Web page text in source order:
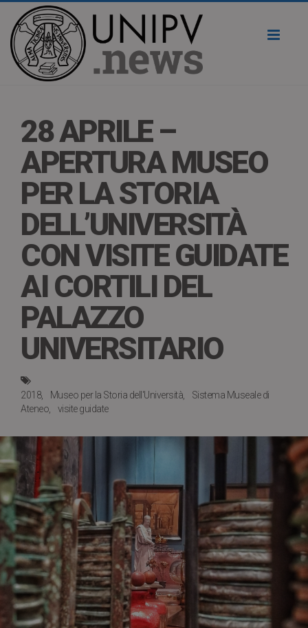
28 APRILE –
APERTURA MUSEO
PER LA STORIA
DELL’UNIVERSITÀ
CON VISITE GUIDATE
AI CORTILI DEL
PALAZZO
UNIVERSITARIO
2018 Museo per la Storia dell'Università
Sistema Museale di
Ateneo
visite guidate